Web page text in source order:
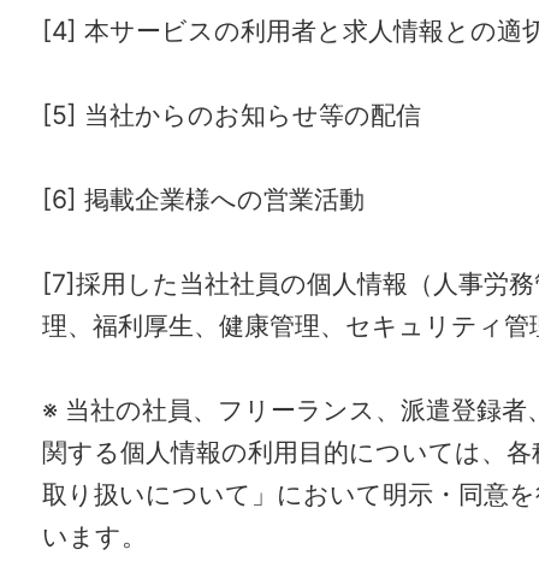
[4] 本サービスの利用者と求人情報との適
[5] 当社からのお知らせ等の配信
[6] 掲載企業様への営業活動
[7]採用した当社社員の個人情報（人事労
理、福利厚生、健康管理、セキュリティ管
※ 当社の社員、フリーランス、派遣登録者
関する個人情報の利用目的については、
取り扱いについて」において明示・同意
います。